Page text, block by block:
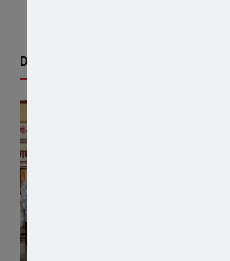
Don't Miss